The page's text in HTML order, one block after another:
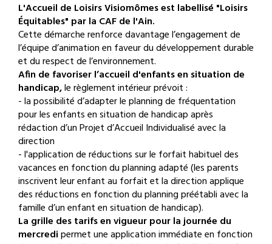
L'Accueil de Loisirs Visiomômes est labellisé "Loisirs
Équitables" par la CAF de l'Ain.
Cette démarche renforce davantage l’engagement de
l’équipe d’animation en faveur du développement durable
et du respect de l’environnement.
Afin de favoriser l’accueil d'enfants en situation de
handicap,le règlement intérieur prévoit :
- la possibilité d’adapter le planning de fréquentation
pour les enfants en situation de handicap après
rédaction d’un Projet d’Accueil Individualisé avec la
direction
- l'application de réductions sur le forfait habituel des
vacances en fonction du planning adapté (les parents
inscrivent leur enfant au forfait et la direction applique
des réductions en fonction du planning préétabli avec la
famille d’un enfant en situation de handicap).
La grille des tarifs en vigueur pour la journée du
mercredipermet une application immédiate en fonction